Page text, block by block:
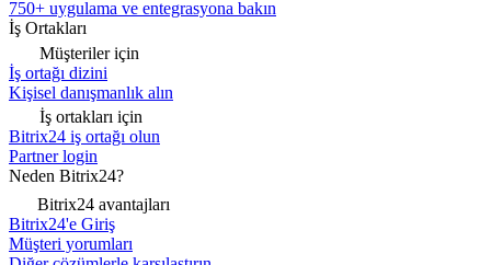
750+ uygulama ve entegrasyona bakın
İş Ortakları
Müşteriler için
İş ortağı dizini
Kişisel danışmanlık alın
İş ortakları için
Bitrix24 iş ortağı olun
Partner login
Neden Bitrix24?
Bitrix24 avantajları
Bitrix24'e Giriş
Müşteri yorumları